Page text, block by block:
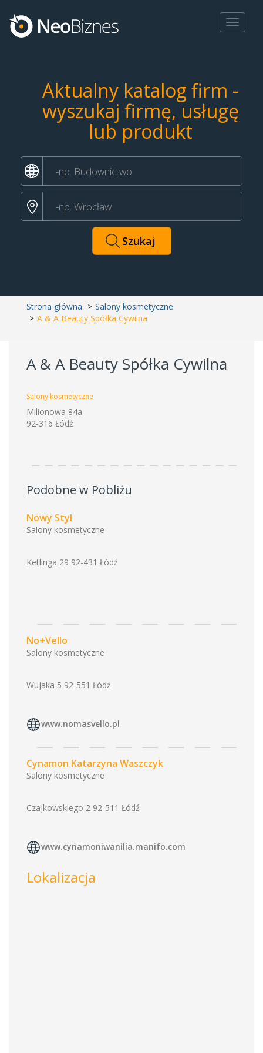
Toggle
Aktualny katalog firm -
wyszukaj firmę, usługę
lub produkt
Strona główna
Salony kosmetyczne
A & A Beauty Spółka Cywilna
A & A Beauty Spółka Cywilna
Salony kosmetyczne
Milionowa 84a
92-316 Łódź
Podobne w Pobliżu
Nowy Styl
Salony kosmetyczne
Ketlinga 29 92-431 Łódź
No+Vello
Salony kosmetyczne
Wujaka 5 92-551 Łódź
www.nomasvello.pl
Cynamon Katarzyna Waszczyk
Salony kosmetyczne
Czajkowskiego 2 92-511 Łódź
www.cynamoniwanilia.manifo.com
Lokalizacja